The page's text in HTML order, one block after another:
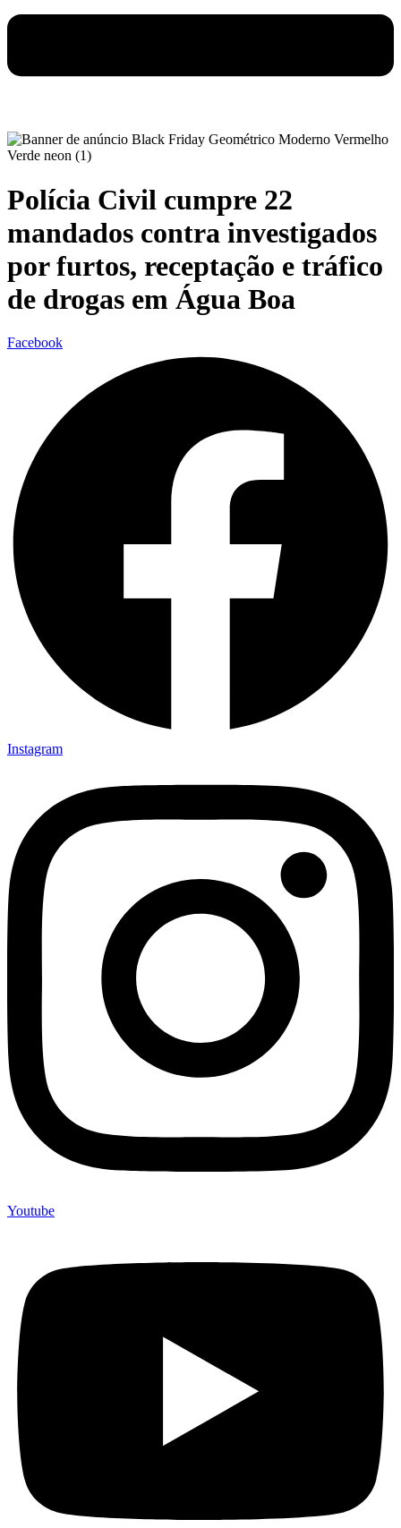
Polícia Civil cumpre 22
mandados contra investigados
por furtos, receptação e tráfico
de drogas em Água Boa
Facebook
Instagram
Youtube